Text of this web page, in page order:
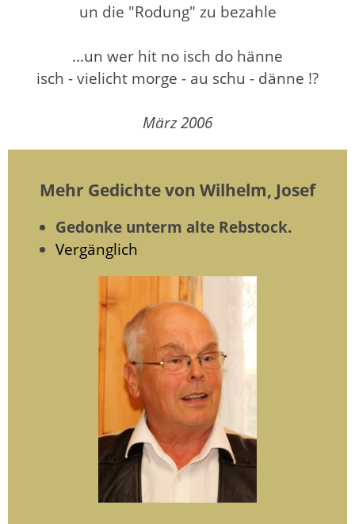
un die "Rodung" zu bezahle
...un wer hit no isch do hänne
isch - vielicht morge - au schu - dänne !?
März 2006
Mehr Gedichte von Wilhelm, Josef
Gedonke unterm alte Rebstock.
Vergänglich